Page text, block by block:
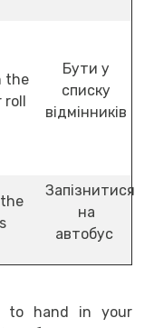
the
roll
Бути у
списку
відмінників
Запізнитися
на
автобус
to hand in your